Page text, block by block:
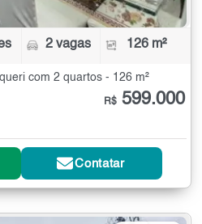
2 vagas 126 m²
com 2 quartos - 126 m²
R$ 599.000
Contatar